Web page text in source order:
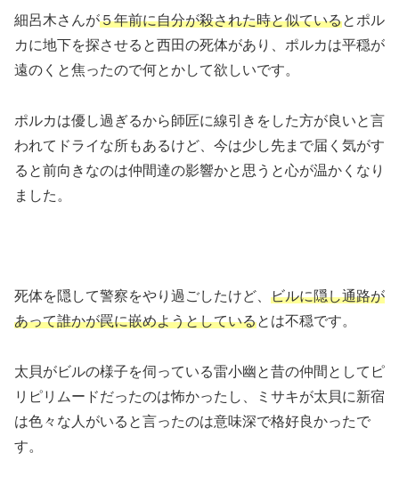
細呂木さんが５年前に自分が殺された時と似ているとポル
カに地下を探させると西田の死体があり、ポルカは平穏が
遠のくと焦ったので何とかして欲しいです。
ポルカは優し過ぎるから師匠に線引きをした方が良いと言
われてドライな所もあるけど、今は少し先まで届く気がす
ると前向きなのは仲間達の影響かと思うと心が温かくなり
ました。
死体を隠して警察をやり過ごしたけど、 ビルに隠し通路が
あって誰かが罠に嵌めようとしているとは不穏です。
太貝がビルの様子を伺っている雷小幽と昔の仲間としてピ
リピリムードだったのは怖かったし、ミサキが太貝に新宿
は色々な人がいると言ったのは意味深で格好良かったで
す。